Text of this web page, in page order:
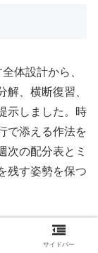
体設計から、
、横断復習、
示しました。時
で添える作法を
次の配分表とミ
残す姿勢を保つ
サイドバー